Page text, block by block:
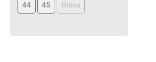
44 45 Único